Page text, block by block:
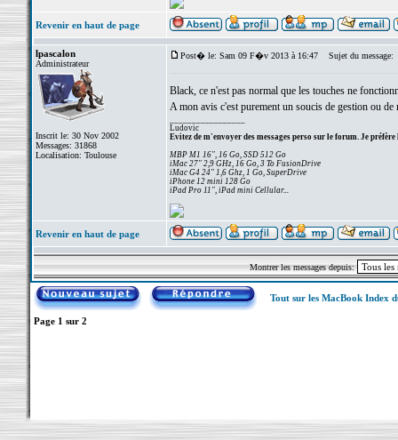
Revenir en haut de page
lpascalon
Administrateur
Inscrit le: 30 Nov 2002
Messages: 31868
Localisation: Toulouse
Post� le: Sam 09 F�v 2013 à 16:47 Sujet du message:
Black, ce n'est pas normal que les touches ne
A mon avis c'est purement un soucis de gestion ou de
Ludovic
Evitez de m'envoyer des messages perso sur le forum. Je préfère
MBP M1 16", 16 Go, SSD 512 Go
iMac 27" 2,9 GHz, 16 Go, 3 To FusionDrive
iMac G4 24" 1,6 Ghz, 1 Go, SuperDrive
iPhone 12 mini 128 Go
iPad Pro 11", iPad mini Cellular...
Revenir en haut de page
Montrer les messages depuis:
Tout sur les MacBook Index
Page 1 sur 2